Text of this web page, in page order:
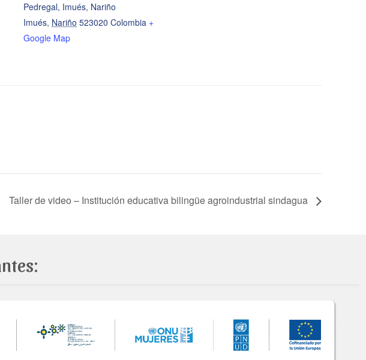
Pedregal, Imués, Nariño
Imués, Nariño 523020 Colombia +
Google Map
Taller de video – Institución educativa bilingüe agroindustrial sindagua